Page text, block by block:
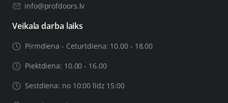
info@profdoors.lv
Veikala darba laiks
Pirmdiena - Ceturtdiena: 10.00 - 18.00
Piektdiena: 10.00 - 16.00
Sestdiena: no 10:00 līdz 15:00